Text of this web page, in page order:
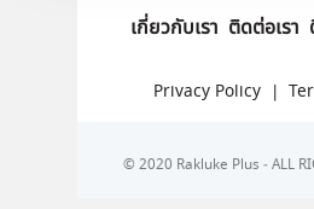
เกี่ยวกับเรา ติดต่อเรา
Privacy Policy |
© 2020 Rakluke Plus - ALL